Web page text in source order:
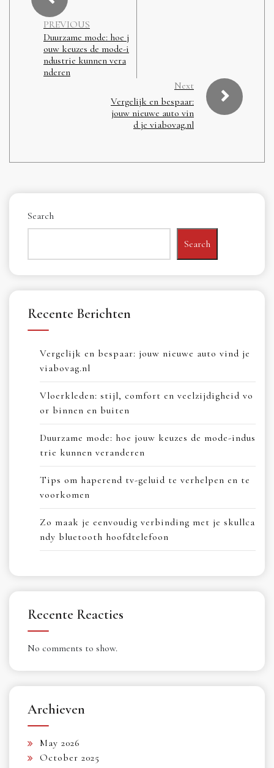
PREVIOUS
Duurzame mode: hoe j
ouw keuzes de mode-i
ndustrie kunnen vera
nderen
Next
Vergelijk en bespaar:
jouw nieuwe auto vin
d je viabovag.nl
Search
Search
Recente Berichten
Vergelijk en bespaar: jouw nieuwe auto vind je
viabovag.nl
Vloerkleden: stijl, comfort en veelzijdigheid vo
or binnen en buiten
Duurzame mode: hoe jouw keuzes de mode-indus
trie kunnen veranderen
Tips om haperend tv-geluid te verhelpen en te
voorkomen
Zo maak je eenvoudig verbinding met je skullca
ndy bluetooth hoofdtelefoon
Recente Reacties
No comments to show.
Archieven
May 2026
October 2025